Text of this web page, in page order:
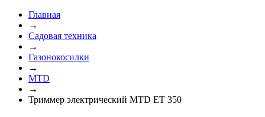
Главная
→
Садовая техника
→
Газонокосилки
→
MTD
→
Триммер электрический MTD ET 350